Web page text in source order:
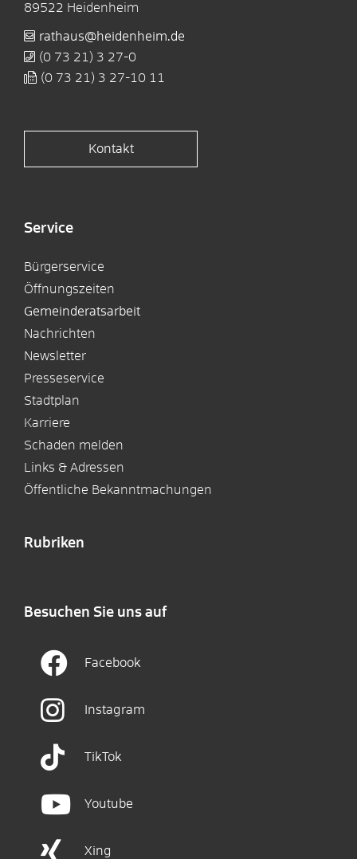
89522 Heidenheim
rathaus@heidenheim.de
(0 73 21) 3 27-0
(0 73 21) 3 27-10 11
Kontakt
Service
Bürgerservice
Öffnungszeiten
Gemeinderatsarbeit
Nachrichten
Newsletter
Presseservice
Stadtplan
Karriere
Schaden melden
Links & Adressen
Öffentliche Bekanntmachungen
Rubriken
Besuchen Sie uns auf
Facebook
Instagram
TikTok
Youtube
Xing